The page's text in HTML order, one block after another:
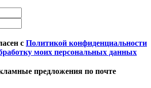
с Политикой конфиденциальности
моих персональных данных
предложения по почте